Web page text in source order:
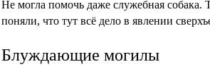
Не могла помочь даже служебная собака.
поняли, что тут всё дело в явлении
Блуждающие могилы